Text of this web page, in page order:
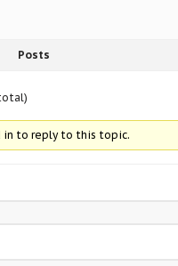
Posts
in to reply to this topic.